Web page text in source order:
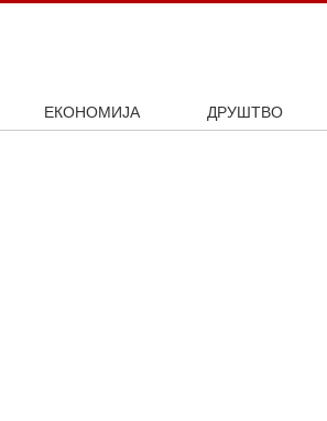
ЕКОНОМИЈА
ДРУШТВО